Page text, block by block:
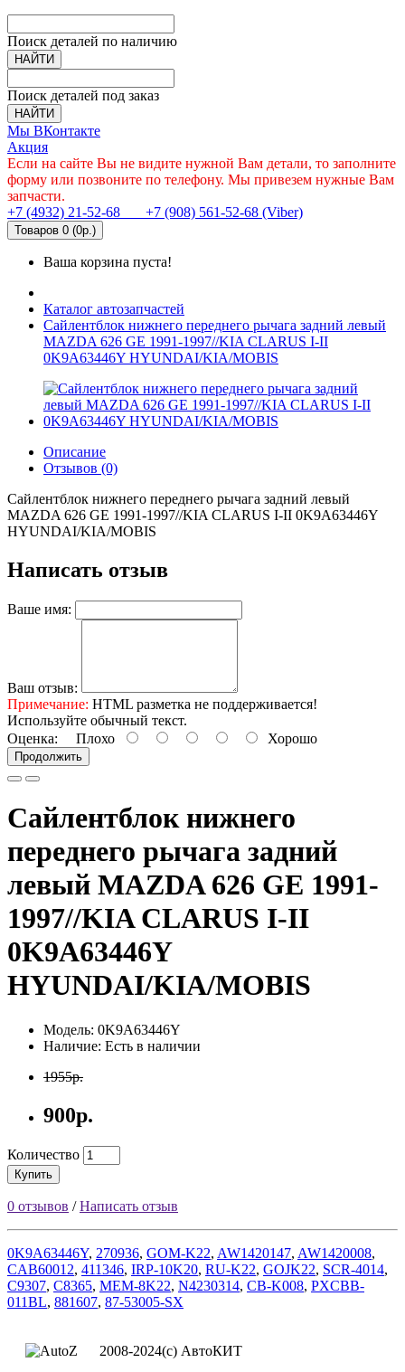
Поиск деталей по наличию
НАЙТИ
Поиск деталей под заказ
НАЙТИ
Мы ВКонтакте
Акция
Если на сайте Вы не видите нужной Вам детали, то заполните
форму или позвоните по телефону. Мы привезем нужные Вам
запчасти.
+7 (4932) 21-52-68
+7 (908) 561-52-68 (Viber)
Товаров 0 (0р.)
Ваша корзина пуста!
Каталог автозапчастей
Сайлентблок нижнего переднего рычага задний левый
MAZDA 626 GE 1991-1997//KIA CLARUS I-II
0K9A63446Y HYUNDAI/KIA/MOBIS
Описание
Отзывов (0)
Сайлентблок нижнего переднего рычага задний левый
MAZDA 626 GE 1991-1997//KIA CLARUS I-II 0K9A63446Y
HYUNDAI/KIA/MOBIS
Написать отзыв
Ваше имя:
Ваш отзыв:
Примечание: HTML разметка не поддерживается!
Используйте обычный текст.
Оценка: Плохо Хорошо
Продолжить
Сайлентблок нижнего
переднего рычага задний
левый MAZDA 626 GE 1991-
1997//KIA CLARUS I-II
0K9A63446Y
HYUNDAI/KIA/MOBIS
Модель: 0K9A63446Y
Наличие: Есть в наличии
1955р.
900р.
Количество
Купить
0 отзывов /Написать отзыв
0K9A63446Y, 270936, GOM-K22, AW1420147, AW1420008,
CAB60012, 411346, IRP-10K20, RU-K22, GOJK22, SCR-4014,
C9307, C8365, MEM-8K22, N4230314, CB-K008, PXCBB-
011BL, 881607, 87-53005-SX
2008-2024(c) АвтоКИТ